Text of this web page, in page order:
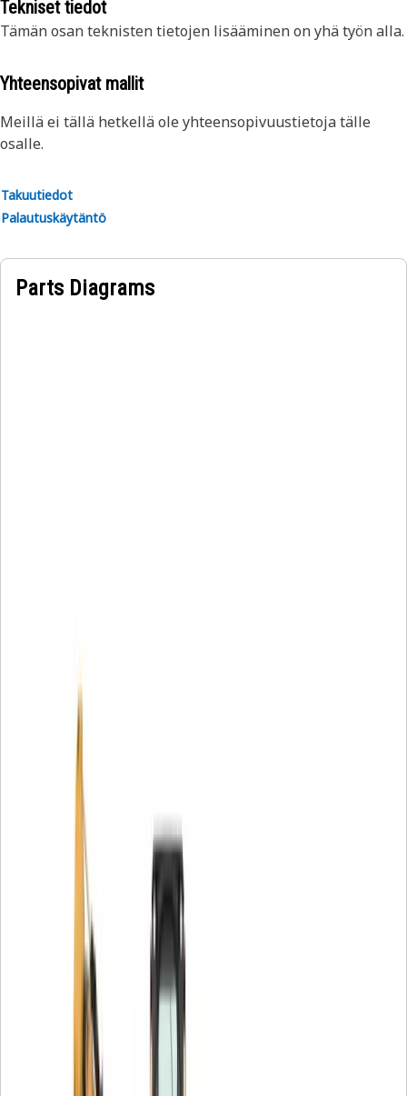
Tekniset tiedot
Tämän osan teknisten tietojen lisääminen on yhä työn alla.
Yhteensopivat mallit
Meillä ei tällä hetkellä ole yhteensopivuustietoja tälle
osalle.
Takuutiedot
Palautuskäytäntö
Parts Diagrams